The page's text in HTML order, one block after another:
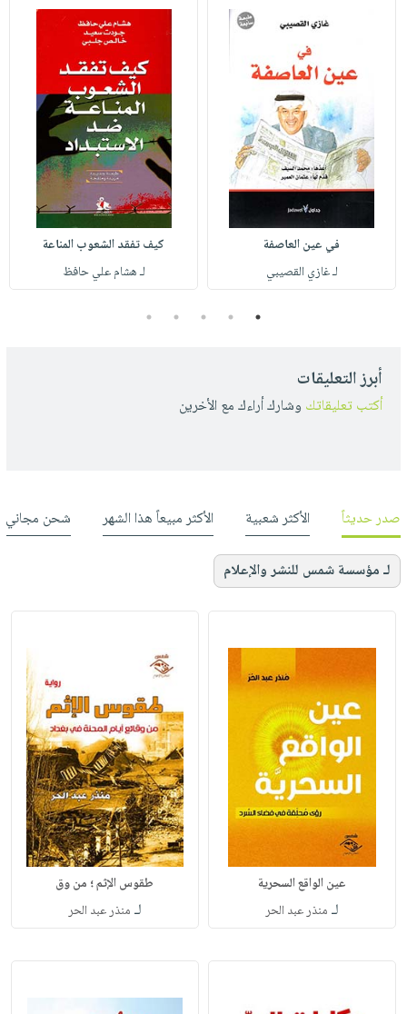
في عين العاصفة
لـ غازي القصيبي
كيف تفقد الشعوب المناعة
لـ هشام علي حافظ
1
2
3
4
5
أبرز التعليقات
أكتب تعليقاتك وشارك أراءك مع الأخرين
صدر حديثاً الأكثر شعبية الأكثر مبيعاً هذا الشهر شحن مجاني
لـ مؤسسة شمس للنشر والإعلام
عين الواقع السحرية
لـ منذر عبد الحر
طقوس الإثم ؛ من وق
لـ منذر عبد الحر